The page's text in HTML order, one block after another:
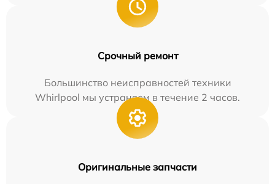
Срочный ремонт
Большинство неисправностей техники
Whirlpool мы устраняем в течение 2 часов.
Оригинальные запчасти